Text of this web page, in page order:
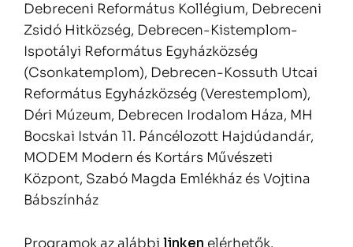
Debreceni Református Kollégium, Debreceni
Zsidó Hitközség, Debrecen-Kistemplom-
Ispotályi Református Egyházközség
(Csonkatemplom), Debrecen-Kossuth Utcai
Református Egyházközség (Verestemplom),
Déri Múzeum, Debrecen Irodalom Háza, MH
Bocskai István 11. Páncélozott Hajdúdandár,
MODEM Modern és Kortárs Művészeti
Központ, Szabó Magda Emlékház és Vojtina
Bábszínház
Programok az alábbi linken elérhetők.